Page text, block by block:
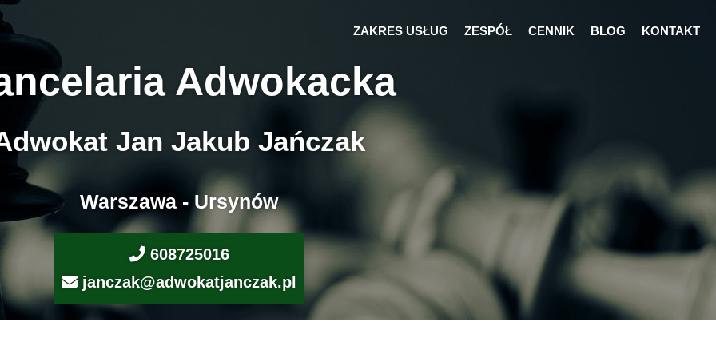
Adwokacka
Jan Jakub Jańczak
Warszawa - Ursynów
608725016
janczak@adwokatjanczak.pl
ZAKRES USŁUG ZESPÓŁ CENNIK BLOG KONTAKT